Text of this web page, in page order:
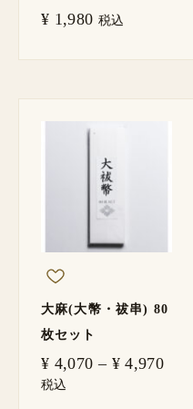
¥ 1,980 税込
大麻(大幣・祓串) 80
枚セット
¥ 4,070 – ¥4,970
税込